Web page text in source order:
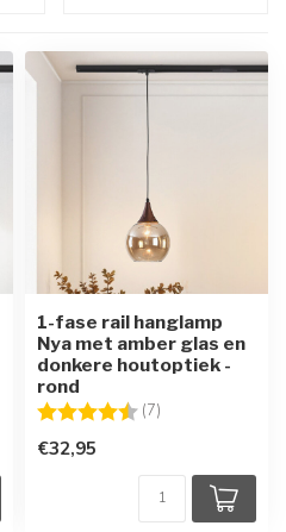
1-fase rail hanglamp
Nya met amber glas en
donkere houtoptiek -
rond
Beoordeling: (7)
€32,95